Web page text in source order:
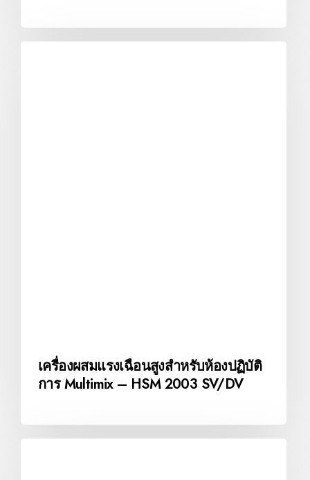
เครื่องผสมแรงเฉือนสูงสำหรับห้องปฏิบัติ
การ Multimix – HSM 2003 SV/DV